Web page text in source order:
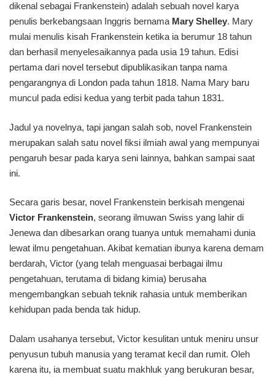
dikenal sebagai Frankenstein) adalah sebuah novel karya
penulis berkebangsaan Inggris bernama Mary Shelley. Mary
mulai menulis kisah Frankenstein ketika ia berumur 18 tahun
dan berhasil menyelesaikannya pada usia 19 tahun. Edisi
pertama dari novel tersebut dipublikasikan tanpa nama
pengarangnya di London pada tahun 1818. Nama Mary baru
muncul pada edisi kedua yang terbit pada tahun 1831.
Jadul ya novelnya, tapi jangan salah sob, novel Frankenstein
merupakan salah satu novel fiksi ilmiah awal yang mempunyai
pengaruh besar pada karya seni lainnya, bahkan sampai saat
ini.
Secara garis besar, novel Frankenstein berkisah mengenai
Victor Frankenstein, seorang ilmuwan Swiss yang lahir di
Jenewa dan dibesarkan orang tuanya untuk memahami dunia
lewat ilmu pengetahuan. Akibat kematian ibunya karena demam
berdarah, Victor (yang telah menguasai berbagai ilmu
pengetahuan, terutama di bidang kimia) berusaha
mengembangkan sebuah teknik rahasia untuk memberikan
kehidupan pada benda tak hidup.
Dalam usahanya tersebut, Victor kesulitan untuk meniru unsur
penyusun tubuh manusia yang teramat kecil dan rumit. Oleh
karena itu, ia membuat suatu makhluk yang berukuran besar,